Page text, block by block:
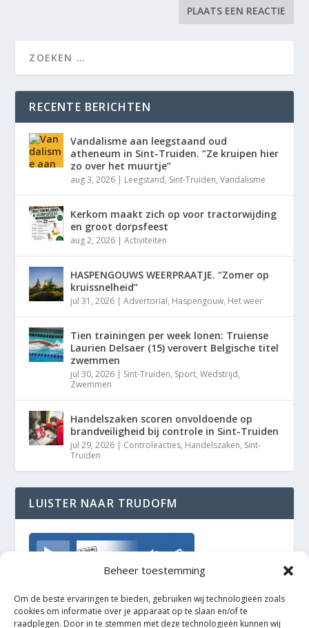
Beheer toestemming
Om de beste ervaringen te bieden, gebruiken wij technologieën zoals
cookies om informatie over je apparaat op te slaan en/of te
raadplegen. Door in te stemmen met deze technologieën kunnen wij
RECENTE BERICHTEN
Vandalisme aan leegstaand oud
atheneum in Sint-Truiden. “Ze kruipen hier
zo over het muurtje”
aug 3, 2026 | Leegstand, Sint-Truiden,Vandalisme
Kerkom maakt zich op voor tractorwijding
en groot dorpsfeest
aug 2, 2026 |Activiteiten
HASPENGOUWS WEERPRAATJE. “Zomer op
kruissnelheid”
jul 31, 2026 |Advertorial, Haspengouw, Het weer
Tien trainingen per week lonen: Truiense
Laurien Delsaer (15) verovert Belgische titel
zwemmen
jul 30, 2026 | Sint-Truiden, Sport,Wedstrijd,
Zwemmen
Handelszaken scoren onvoldoende op
brandveiligheid bij controle in Sint-Truiden
jul 29, 2026 | Controleacties, Handelszaken, Sint-
Truiden
LUISTER NAAR TRUDOFM
TrudoFM